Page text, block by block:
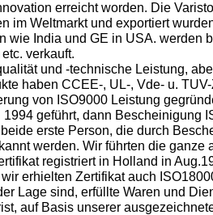
erreicht worden. Die
im Weltmarkt und exportiert
wie India und GE in USA. werden
verkauft.
und -technische Leistung,
haben CCEE-, UL-, Vde- u.
von ISO9000 Leistung
geführt, dann Bescheinigung
erste Person, die durch
werden. Wir führten die
registriert in Holland in
erhielten Zertifikat auch
Lage sind, erfüllte Waren und
auf Basis unserer